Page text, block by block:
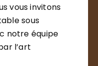
vous invitons
sous
notre équipe
l’art